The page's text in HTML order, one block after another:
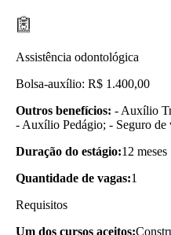
Assistência odontológica
Bolsa-auxílio: R$ 1.400,00
Outros benefícios: - Auxílio
- Auxílio Pedágio; - Seguro de
Duração do estágio:12 meses
Quantidade de vagas:1
Requisitos
Um dos cursos aceitos: